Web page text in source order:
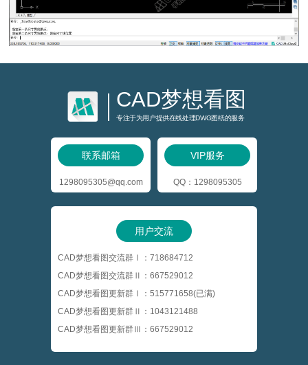
CAD梦想看图
专注于为用户提供在线处理DWG图纸的服务
联系邮箱
1298095305@qq.com
VIP服务
QQ：1298095305
用户交流
CAD梦想看图交流群Ⅰ：718684712
CAD梦想看图交流群Ⅱ：667529012
CAD梦想看图更新群Ⅰ：515771658(已满)
CAD梦想看图更新群Ⅱ：1043121488
CAD梦想看图更新群Ⅲ：667529012